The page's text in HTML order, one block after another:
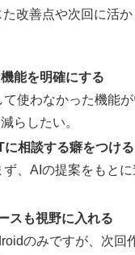
改善点や次回に活
能を明確にする
使わなかった機能
らしたい。
に相談する癖をつける
、AIの提案をもと
スも視野に入れる
のみですが、次回